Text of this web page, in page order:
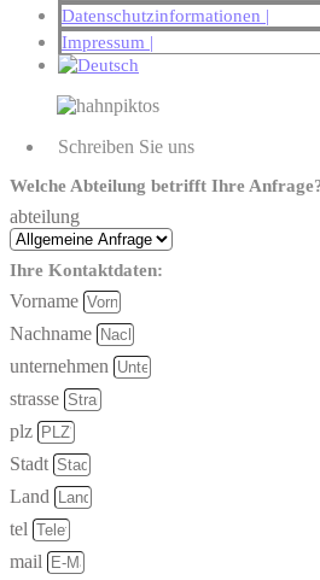
Datenschutzinformationen |
Impressum |
Schreiben Sie uns
Welche Abteilung betrifft Ihre
abteilung
Ihre Kontaktdaten:
Vorname
Nachname
unternehmen
strasse
plz
Stadt
Land
tel
mail